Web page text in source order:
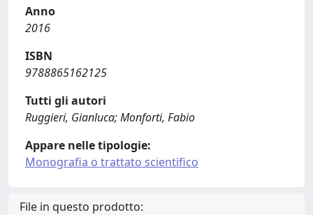
Anno
2016
ISBN
9788865162125
Tutti gli autori
Ruggieri, Gianluca; Monforti, Fabio
Appare nelle tipologie:
Monografia o trattato scientifico
File in questo prodotto: